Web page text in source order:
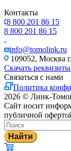
Контакты
8 800 201 86 15
8 800 201 86 15
info@tomolink.ru
109052, Москва
Скачать реквизиты
Связаться с нами
Политика
2026 © Линк-
Сайт носит
публичной
Найти